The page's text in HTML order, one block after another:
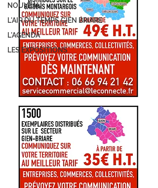
NOUVEAU
L'AIR DU TEMPS GIEN BRIARE
L'AGENDA
LES EXPOSITIONS